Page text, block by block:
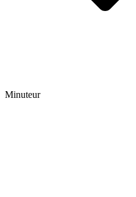
Minuteur